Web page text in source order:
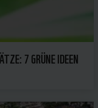
7 GRÜNE IDEEN